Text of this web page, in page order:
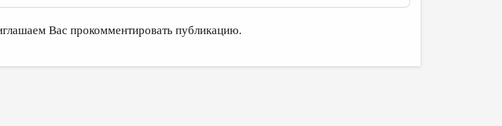
Вас прокомментировать публикацию.